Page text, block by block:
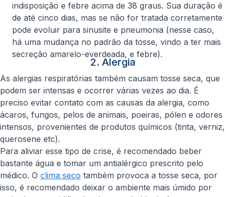
indisposição e febre acima de 38 graus. Sua duração é
de até cinco dias, mas se não for tratada corretamente
pode evoluir para sinusite e pneumonia (nesse caso,
há uma mudança no padrão da tosse, vindo a ter mais
secreção amarelo-everdeada, e febre).
2. Alergia
As alergias respiratórias também causam tosse seca, que
podem ser intensas e ocorrer várias vezes ao dia. É
preciso evitar contato com as causas da alergia, como
ácaros, fungos, pelos de animais, poeiras, pólen e odores
intensos, provenientes de produtos químicos (tinta, verniz,
querosene etc).
Para aliviar esse tipo de crise, é recomendado beber
bastante água e tomar um antialérgico prescrito pelo
médico. O clima seco também provoca a tosse seca, por
isso, é recomendado deixar o ambiente mais úmido por